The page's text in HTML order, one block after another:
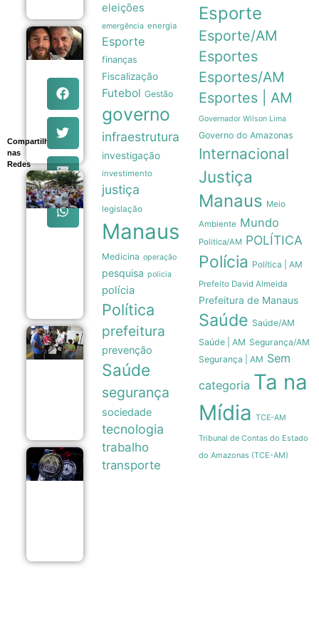
Compartilhe
nas
Redes
Jorge
Horacio
Messi morre
aos 68 anos
em Rosário e
recebe
do mundo
esportivo
08/08
Bolerão
Saudade
Dia dos
Pais com
música e
em
Manaus
08/08
Eleições
2026:
partidos têm
até o dia 15
oficializar
candidaturas
08/08
Legado
paralímpico:
eleições
emergência energia
Esporte
finanças
Fiscalização
Futebol Gestão
governo
infraestrutura
investigação
investimento
justiça
legislação
Manaus
Medicina operação
pesquisa policia
polícia
Política
prefeitura
prevenção
Saúde
segurança
sociedade
tecnologia
trabalho
transporte
Esporte
Esporte/AM
Esportes
Esportes/AM
Esportes | AM
Governador Wilson Lima
Governo do Amazonas
Internacional
Justiça
Manaus Meio
Ambiente Mundo
Politica/AM POLÍTICA
Polícia Política | AM
Prefeito David Almeida
Prefeitura de Manaus
Saúde Saúde/AM
Saúde | AM Segurança/AM
Segurança | AM Sem
categoria Ta na
Mídia TCE-AM
Tribunal de Contas do Estado
do Amazonas (TCE-AM)